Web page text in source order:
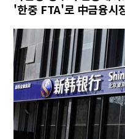
'한중 FTA'로 中금융시